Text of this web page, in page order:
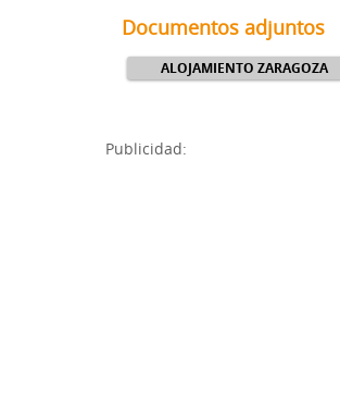
Documentos adjuntos
ALOJAMIENTO ZARAGOZA
Publicidad: